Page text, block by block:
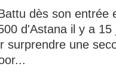
dès son entrée
d'Astana il y a
surprendre une